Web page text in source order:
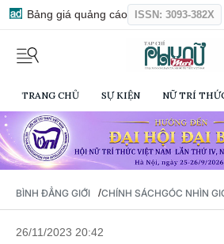
Bảng giá quảng cáo ISSN: 3093-382X
TRANG CHỦ SỰ KIỆN NỮ TRÍ
BÌNH ĐẲNG GIỚI /CHÍNH SÁCHGÓC NHÌN
26/11/2023 20:42